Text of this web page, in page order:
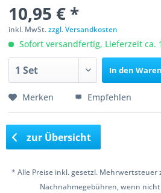
10,95 € *
inkl. MwSt.zzgl. Versandkosten
Sofort versandfertig, Lieferzeit ca.
In den
Merken Empfehlen
zur Übersicht
* Alle Preise inkl. gesetzl. Mehrwertsteuer
Nachnahmegebühren, wenn